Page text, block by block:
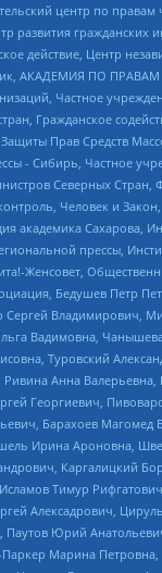
центр по правам
развития гражданских
действие, Центр
АКАДЕМИЯ ПО ПРАВАМ
Частное
Гражданское
Прав Средств
- Сибирь, Частное
Северных
Человек и
академика Сахарова,
прессы,
Женсовет,
Бедушев Петр
Сергей Владимирович,
Вадимовна, Чанышева
Туровский
Ривина Анна
Георгиевич,
Барахоев
Ирина Ароновна,
Каргалицкий
Тимур
Алексадрович,
Паутов Юрий
Марина Петровна,